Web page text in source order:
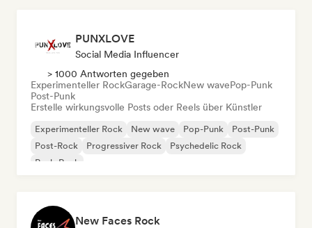
PUNXLOVE
Social Media Influencer
> 1000 Antworten gegeben
Experimenteller RockGarage-RockNew wavePop-Punk
Post-Punk
Erstelle wirkungsvolle Posts oder Reels über Künstler
Experimenteller Rock New wave Pop-Punk
Post-Punk
Post-Rock
Progressiver Rock
Psychedelic Rock
Punk-Rock
New Faces Rock